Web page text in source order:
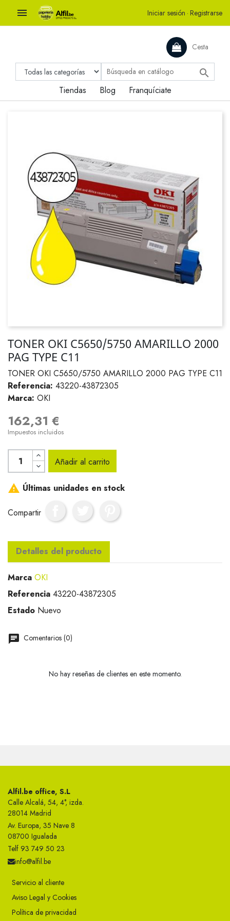
 Iniciar sesión · Registrarse
Cesta

Tiendas Blog Franquíciate
TONER OKI C5650/5750 AMARILLO 2000
PAG TYPE C11
TONER OKI C5650/5750 AMARILLO 2000 PAG TYPE C11
Referencia: 43220-43872305
Marca: OKI
162,31 €
Impuestos incluidos
Añadir al carrito
 Últimas unidades en stock
Compartir
Detalles del producto
Marca OKI
Referencia 43220-43872305
Estado Nuevo
Comentarios (0)
No hay reseñas de clientes en este momento.
Alfil.be office, S.L
Calle Alcalá, 54, 4°, izda.
28014 Madrid
Av. Europa, 35 Nave 8
08700 Igualada
Telf 93 749 50 23
info@alfil.be
Servicio al cliente
Aviso Legal y Cookies
Política de privacidad